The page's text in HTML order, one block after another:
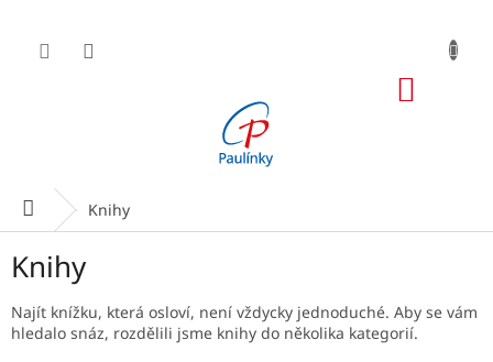
obsah
Domů Knihy
Knihy
Najít knížku, která osloví, není vždycky jednoduché. Aby se vám
hledalo snáz, rozdělili jsme knihy do několika kategorií.